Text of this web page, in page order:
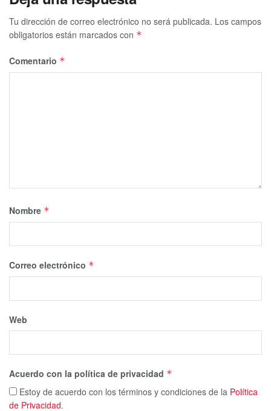
Tu dirección de correo electrónico no será publicada. Los campos
obligatorios están marcados con *
Comentario *
Nombre *
Correo electrónico *
Web
Acuerdo con la política de privacidad *
Estoy de acuerdo con los términos y condiciones de la Política
de Privacidad.